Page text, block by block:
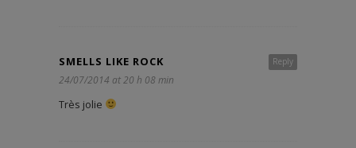
Reply
SMELLS LIKE ROCK
24/07/2014 at 20 h 08 min
Très jolie